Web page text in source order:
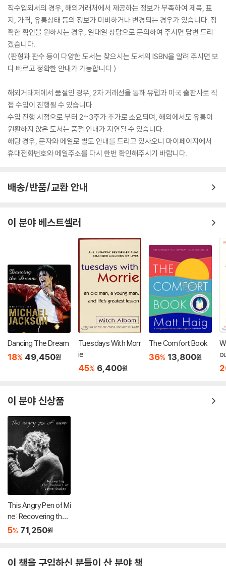
직수입외서의 경우, 해외거래처에서 제공하는 정보가 부족하여 제목, 표
지, 가격, 유통상태 등의 정보가 미비하거나 변경되는 경우가 있습니다. 정
확한 확인을 원하시는 경우, 일대일 상담으로 문의하여 주시면 답변 드리
겠습니다.
(판형과 판수 등이 다양한 도서는 찾으시는 도서의 ISBN을 알려 주시면 보
다 빠르고 정확한 안내가 가능합니다.)
해외거래처에서 품절인 경우, 2차 거래선을 통해 유럽과 미국 출판사로 직
접 수입이 진행될 수 있습니다.
수입 진행 시점으로 부터 2~3주가 추가로 소요되며, 해외에서도 유통이
원활하지 않은 도서는 품절 안내가 지연될 수 있습니다.
해당 경우, 문자와 메일로 별도 안내를 드리고 있사오니 마이페이지에서
휴대전화번호와 메일주소를 다시 한번 확인해주시기 바랍니다.
배송/반품/교환 안내
이 분야 베스트셀러
Dancing The Dream
18% 49,450원
Tuesdays With Morr
ie
45% 6,400원
The Comfort Book
36% 13,800원
이 분야 신상품
This Angry Pen of Mi
ne: Recovering the J
ournals of Layne Sta
5% 71,250원
이 책을 구입하신 분들이 산 분야 책